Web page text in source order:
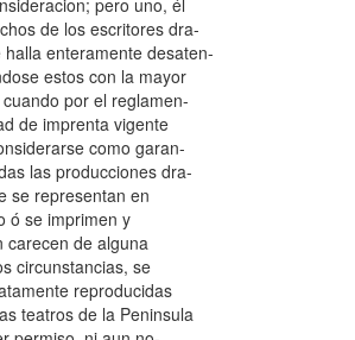
pero uno, él
de los escritores dra-
enteramente desaten-
estos con la mayor
por el reglamen-
imprenta vigente
como garan-
producciones dra-
representan en
imprimen y
de alguna
se
reproducidas
de la Peninsula